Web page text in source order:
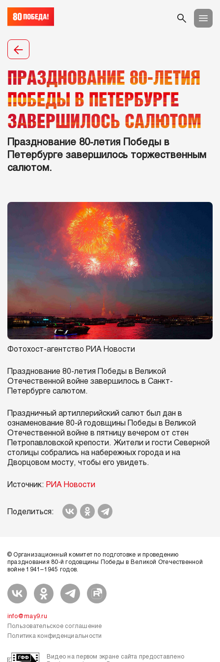
ПРАЗДНОВАНИЕ 80-ЛЕТИЯ
ПОБЕДЫ В ПЕТЕРБУРГЕ
ЗАВЕРШИЛОСЬ САЛЮТОМ
Празднование 80-летия Победы в
Петербурге завершилось торжественным
салютом.
Фотохост-агентство РИА Новости
Празднование 80-летия Победы в Великой
Отечественной войне завершилось в Санкт-
Петербурге салютом.
Праздничный артиллерийский салют был дан в
ознаменование 80-й годовщины Победы в Великой
Отечественной войне в пятницу вечером от стен
Петропавловской крепости. Жители и гости Северной
столицы собрались на набережных города и на
Дворцовом мосту, чтобы его увидеть.
Источник: РИА Новости
Поделиться:
© Организационный комитет по подготовке и проведению
празднования 80-й годовщины Победы в Великой Отечественной
войне 1941–1945 годов.
info@may9.ru
Пользовательское соглашение
Политика конфиденциальности
Видео на первом экране сайта предоставлено